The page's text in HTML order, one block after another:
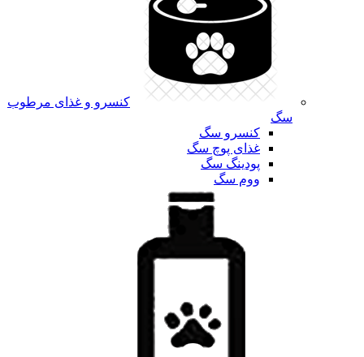
کنسرو و غذای مرطوب
سگ
کنسرو سگ
غذای پوچ سگ
پودینگ سگ
ووم سگ